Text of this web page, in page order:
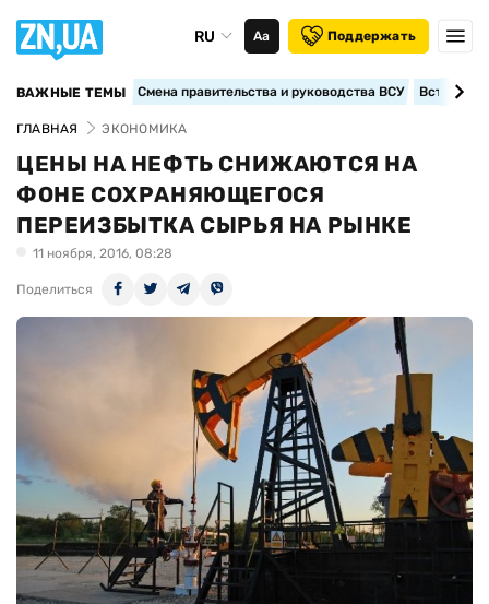
RU Аа Поддержать
ВАЖНЫЕ ТЕМЫ Смена правительства и руководства ВСУ
ГЛАВНАЯ ЭКОНОМИКА
ЦЕНЫ НА НЕФТЬ СНИЖАЮТСЯ НА
ФОНЕ СОХРАНЯЮЩЕГОСЯ
ПЕРЕИЗБЫТКА СЫРЬЯ НА РЫНКЕ
11 ноября, 2016, 08:28
Поделиться